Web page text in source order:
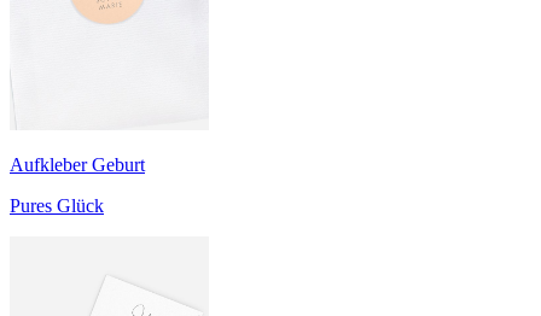
Aufkleber Geburt
Pures Glück